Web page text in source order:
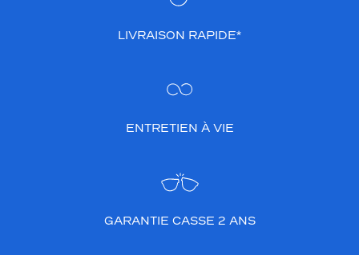
LIVRAISON RAPIDE*
ENTRETIEN À VIE
GARANTIE CASSE 2 ANS